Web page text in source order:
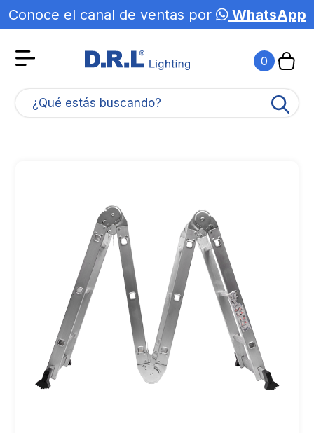
Conoce el canal de ventas por WhatsApp
0
¿Qué estás buscando?